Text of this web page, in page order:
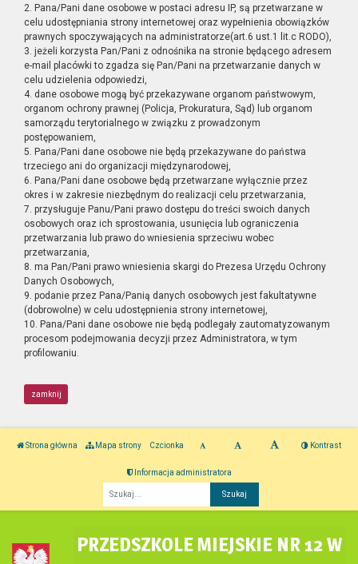
2. Pana/Pani dane osobowe w postaci adresu IP, są przetwarzane w
celu udostępniania strony internetowej oraz wypełnienia obowiązków
prawnych spoczywających na administratorze(art.6 ust.1 lit.c RODO),
3. jeżeli korzysta Pan/Pani z odnośnika na stronie będącego adresem
e-mail placówki to zgadza się Pan/Pani na przetwarzanie danych w
celu udzielenia odpowiedzi,
4. dane osobowe mogą być przekazywane organom państwowym,
organom ochrony prawnej (Policja, Prokuratura, Sąd) lub organom
samorządu terytorialnego w związku z prowadzonym
postępowaniem,
5. Pana/Pani dane osobowe nie będą przekazywane do państwa
trzeciego ani do organizacji międzynarodowej,
6. Pana/Pani dane osobowe będą przetwarzane wyłącznie przez
okres i w zakresie niezbędnym do realizacji celu przetwarzania,
7. przysługuje Panu/Pani prawo dostępu do treści swoich danych
osobowych oraz ich sprostowania, usunięcia lub ograniczenia
przetwarzania lub prawo do wniesienia sprzeciwu wobec
przetwarzania,
8. ma Pan/Pani prawo wniesienia skargi do Prezesa Urzędu Ochrony
Danych Osobowych,
9. podanie przez Pana/Panią danych osobowych jest fakultatywne
(dobrowolne) w celu udostępnienia strony internetowej,
10. Pana/Pani dane osobowe nie będą podlegały zautomatyzowanym
procesom podejmowania decyzji przez Administratora, w tym
profilowaniu.
zamknij
Strona główna Mapa strony Czcionka Kontrast
Informacja administratora
PRZEDSZKOLE MIEJSKIE NR 12 W